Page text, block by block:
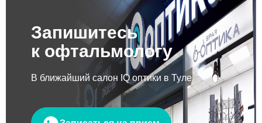
Запишитесь
к офтальмологу
В ближайший салон IQ оптики в Туле